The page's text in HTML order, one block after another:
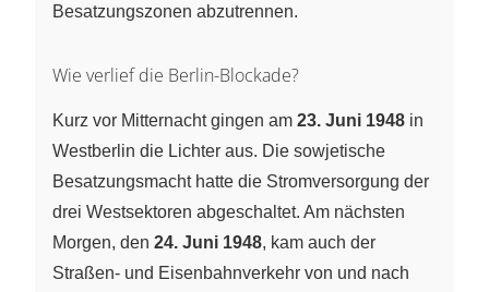
Besatzungszonen abzutrennen.
Wie verlief die Berlin-Blockade?
Kurz vor Mitternacht gingen am 23. Juni 1948 in
Westberlin die Lichter aus. Die sowjetische
Besatzungsmacht hatte die Stromversorgung der
drei Westsektoren abgeschaltet. Am nächsten
Morgen, den 24. Juni 1948, kam auch der
Straßen- und Eisenbahnverkehr von und nach